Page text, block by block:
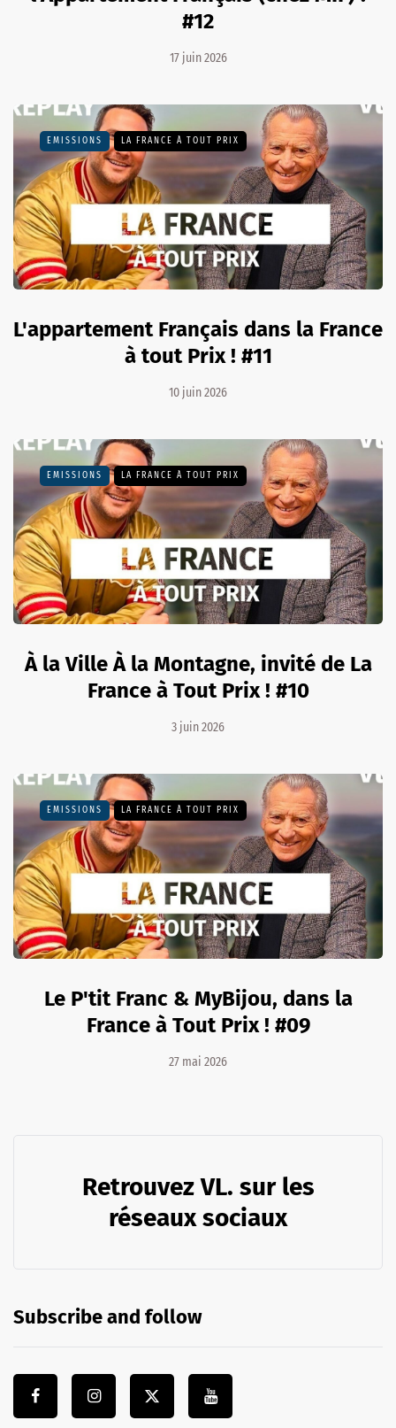
#12
17 juin 2026
EMISSIONS LA FRANCE À TOUT PRIX
L'appartement Français dans la France
à tout Prix ! #11
10 juin 2026
EMISSIONS LA FRANCE À TOUT PRIX
À la Ville À la Montagne, invité de La
France à Tout Prix ! #10
3 juin 2026
EMISSIONS LA FRANCE À TOUT PRIX
Le P'tit Franc & MyBijou, dans la
France à Tout Prix ! #09
27 mai 2026
Retrouvez VL. sur les
réseaux sociaux
Subscribe and follow